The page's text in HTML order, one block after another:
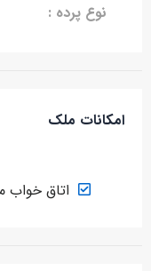
نوع پرده :
امکانات ملک
اتاق خواب